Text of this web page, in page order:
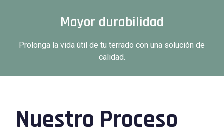
Mayor durabilidad
Prolonga la vida útil de tu terrado con una solución de
calidad.
Nuestro Proceso